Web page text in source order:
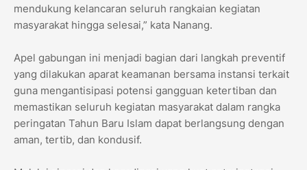
mendukung kelancaran seluruh rangkaian kegiatan
masyarakat hingga selesai,” kata Nanang.
Apel gabungan ini menjadi bagian dari langkah preventif
yang dilakukan aparat keamanan bersama instansi terkait
guna mengantisipasi potensi gangguan ketertiban dan
memastikan seluruh kegiatan masyarakat dalam rangka
peringatan Tahun Baru Islam dapat berlangsung dengan
aman, tertib, dan kondusif.